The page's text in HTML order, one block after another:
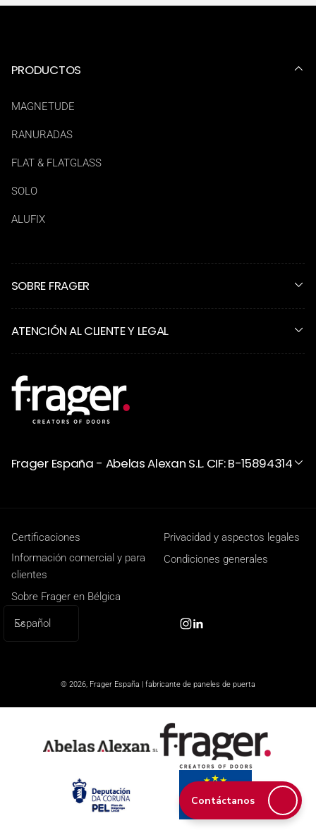
PRODUCTOS
MAGNETUDE
RANURADAS
FLAT & FLATGLASS
SOLO
ALUFIX
SOBRE FRAGER
ATENCIÓN AL CLIENTE Y LEGAL
Frager España - Abelas Alexan S.L. CIF: B-15894314
Certificaciones
Privacidad y aspectos legales
Información comercial y para
clientes
Condiciones generales
Sobre Frager en Bélgica
d
Español
Instagram
Linkedin
© 2026, Frager España | fabricante de paneles de puerta
Contáctanos